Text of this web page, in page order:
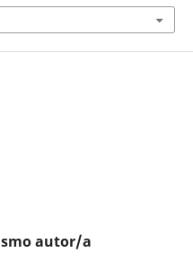
autor/a